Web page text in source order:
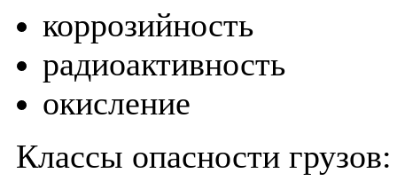
коррозийность
радиоактивность
окисление
Классы опасности грузов: